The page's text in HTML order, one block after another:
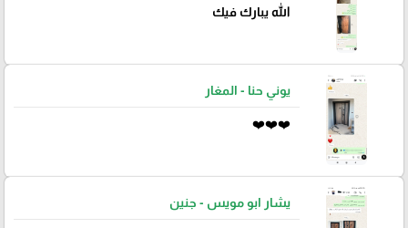
الله يبارك فيك
يوني حنا - المغار
❤️❤️❤️
يشار ابو مويس - جنين